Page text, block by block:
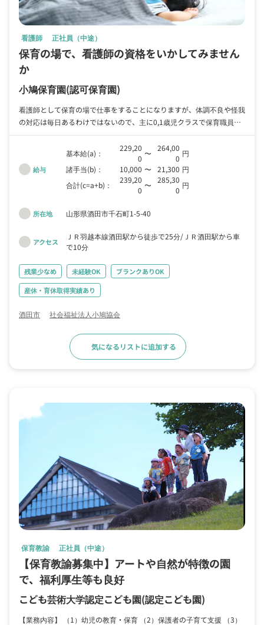
看護師 正社員（中途）
保育の場で、看護師の資格をいかしてみません
か
小鳩保育園(認可保育園)
看護師として保育の場で仕事をすることになりますが、体調不良や怪我
の対応は毎日あるわけではないので、主に0,1歳児クラスで保育職員と
共にお子さんの生活や成長をサポートしていただきます。
給与
基本給(a)：
229,20
0
〜
264,00
0
円
諸手当(b)：
10,000 〜 21,300 円
合計(c=a+b)：
239,20
0
〜
285,30
0
円
所在地 山形県酒田市千石町1-5-40
アクセス
ＪＲ羽越本線酒田駅から徒歩で25分
ＪＲ酒田駅から車
で10分
残業少なめ 未経験OK
ブランクありOK
産休・育休取得実績あり
酒田市 社会福祉法人小鳩協会
気になるリストに追加する
保育教諭 正社員（中途）
【保育教諭募集中】アートや自然が特徴の園
で、福利厚生等も良好
こども芸術大学認定こども園(認定こども園)
【業務内容】 （1）幼児の教育・保育 （2）保護者の子育て支援 （3）